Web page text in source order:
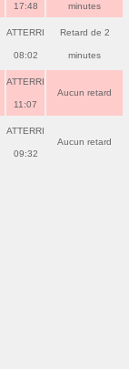
17:48 minutes
ATTERRI
08:02
Retard de 2
minutes
ATTERRI
11:07
Aucun retard
ATTERRI
09:32
Aucun retard